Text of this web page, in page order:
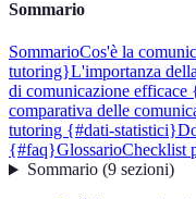
Sommario
SommarioCos'è la
tutoring}L'importanza
di comunicazione
comparativa delle
tutoring {#dati-statistici}
{#faq}GlossarioChecklist
Sommario(9 sezioni)